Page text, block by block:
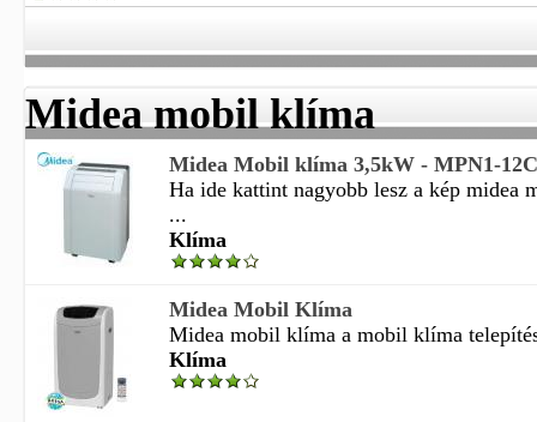
Midea mobil klíma
Midea Mobil klíma 3,5kW - MPN1-
Ha ide kattint nagyobb lesz a kép midea
...
Klíma
Midea Mobil Klíma
Midea mobil klíma a mobil klíma
Klíma